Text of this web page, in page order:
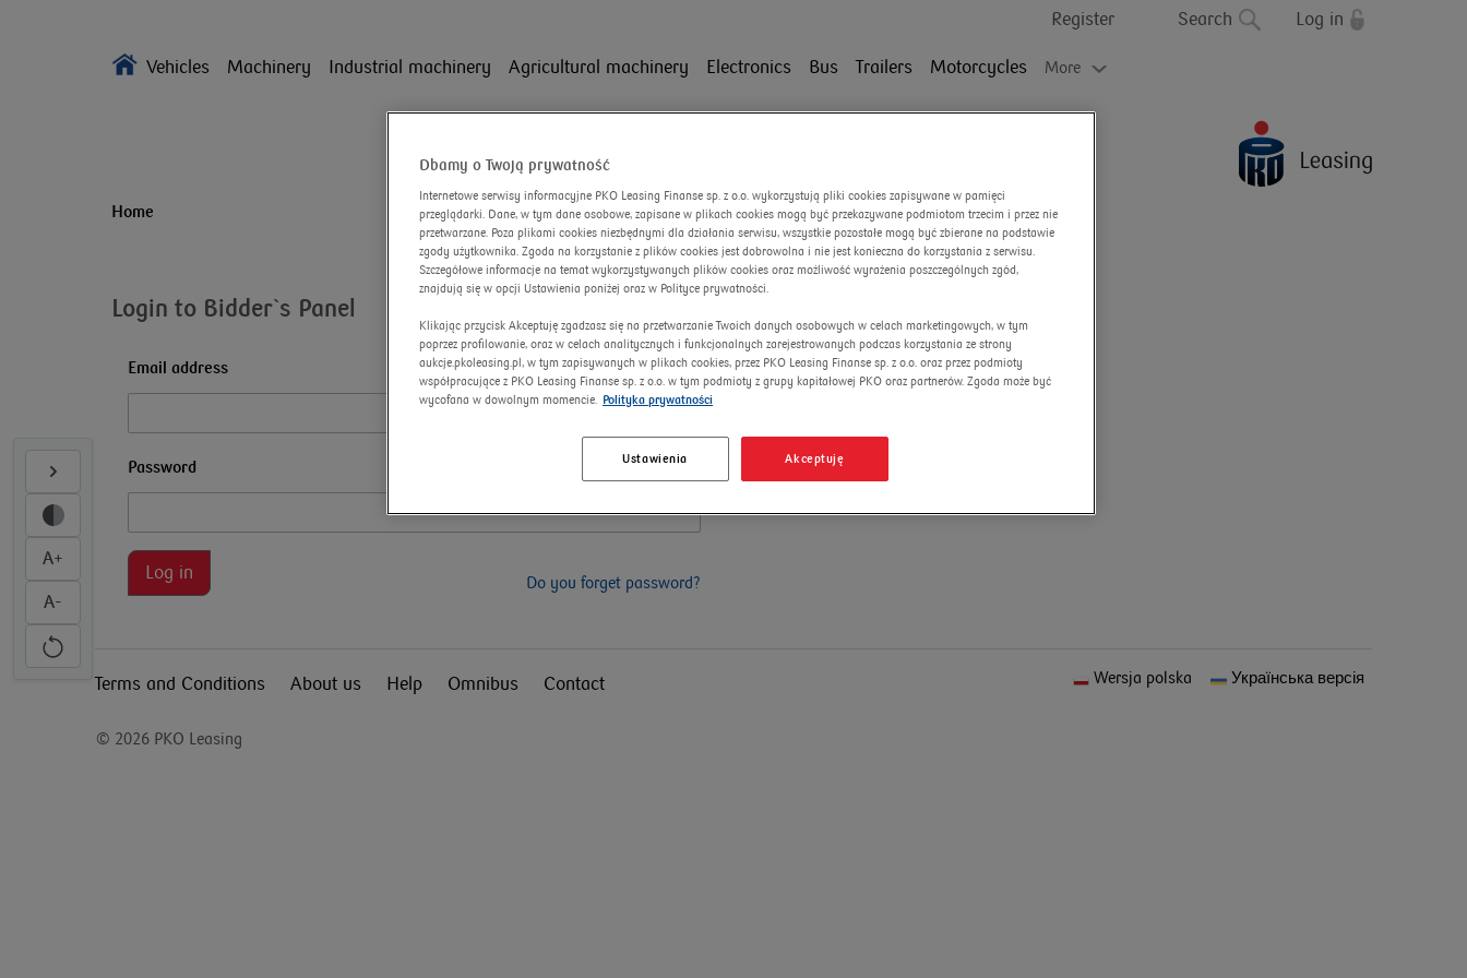
Register Search Log in
Vehicles Machinery Industrial machinery Agricultural machinery Electronics Bus Trailers Motorcycles More
Home
Login to Bidder`s Panel
Email address
Password
Log in Do you forget password?
Terms and Conditions About us Help Omnibus Contact
© 2026 PKO Leasing
Wersja polska Українська версія
A+
A-
Dbamy o Twoją prywatność
Internetowe serwisy informacyjne PKO Leasing Finanse sp. z o.o. wykorzystują pliki cookies zapisywane w pamięci
przeglądarki. Dane, w tym dane osobowe, zapisane w plikach cookies mogą być przekazywane podmiotom trzecim i przez nie
przetwarzane. Poza plikami cookies niezbędnymi dla działania serwisu, wszystkie pozostałe mogą być zbierane na podstawie
zgody użytkownika. Zgoda na korzystanie z plików cookies jest dobrowolna i nie jest konieczna do korzystania z serwisu.
Szczegółowe informacje na temat wykorzystywanych plików cookies oraz możliwość wyrażenia poszczególnych zgód,
znajdują się w opcji Ustawienia poniżej oraz w Polityce prywatności.
Klikając przycisk Akceptuję zgadzasz się na przetwarzanie Twoich danych osobowych w celach marketingowych, w tym
poprzez profilowanie, oraz w celach analitycznych i funkcjonalnych zarejestrowanych podczas korzystania ze strony
aukcje.pkoleasing.pl, w tym zapisywanych w plikach cookies, przez PKO Leasing Finanse sp. z o.o. oraz przez podmioty
współpracujące z PKO Leasing Finanse sp. z o.o. w tym podmioty z grupy kapitałowej PKO oraz partnerów. Zgoda może być
wycofana w dowolnym momencie. Polityka prywatności
Akceptuję
Ustawienia